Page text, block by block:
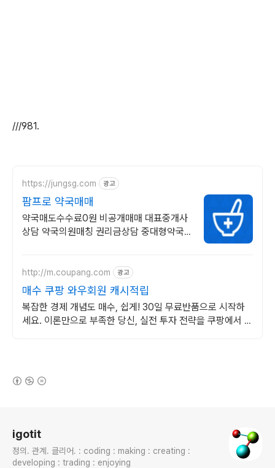
///981.
https://jungsg.com 광고
팜프로 약국매매
약국매도수수료0원 비공개매매 대표중개사
상담 약국의원매칭 권리금상담 중대형약국
http://m.coupang.com 광고
매수 쿠팡 와우회원 캐시적립
복잡한 경제 개념도 매수, 쉽게! 30일 무료반품으로 시작하
세요. 이론만으로 부족한 당신, 실전 투자 전략을 쿠팡에서 바
igotit
정의. 관계. 클리어. : coding : making : creating :
developing : trading : enjoying